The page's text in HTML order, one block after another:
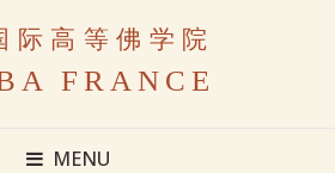
际高等佛学院
FRANCE
MENU